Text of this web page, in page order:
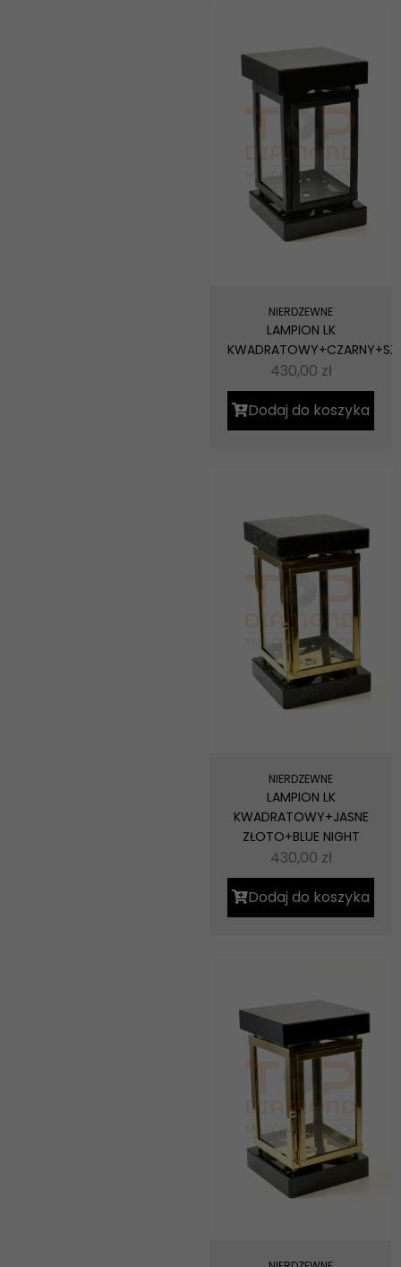
NIERDZEWNE
LAMPION LK
430,00 zł
Dodaj do koszyka
NIERDZEWNE
LAMPION LK
KWADRATOWY+JASNE
ZŁOTO+BLUE NIGHT
430,00 zł
Dodaj do koszyka